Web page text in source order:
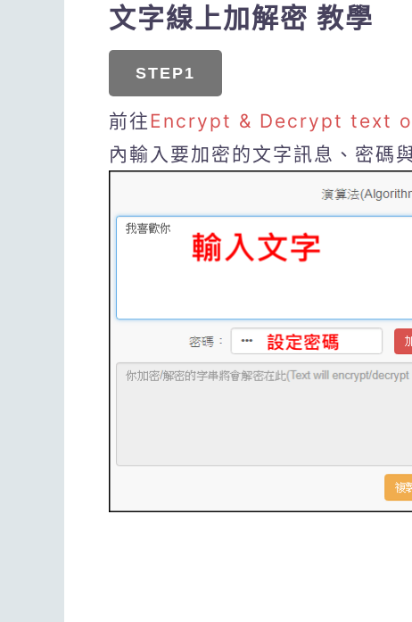
文字線上加解密 教學
STEP1
前往Encrypt & Decrypt text
內輸入要加密的文字訊息、密碼